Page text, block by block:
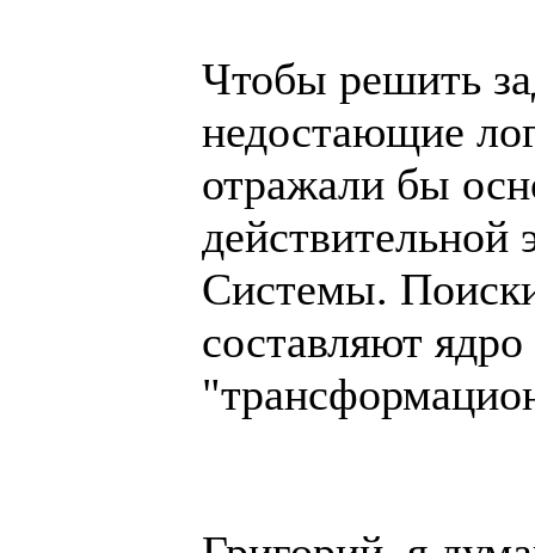
Чтобы решить
недостающие
отражали бы
Системы.
составляют